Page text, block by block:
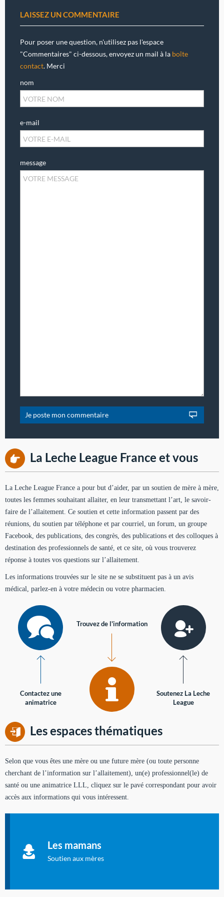
LAISSEZ UN COMMENTAIRE
Pour poser une question, n'utilisez pas l'espace
"Commentaires" ci-dessous, envoyez un mail à la boîte
contact. Merci
nom
e-mail
message
La Leche League France et vous
La Leche League France a pour but d’aider, par un soutien de mère à mère,
toutes les femmes souhaitant allaiter, en leur transmettant l’art, le savoir-
faire de l’allaitement. Ce soutien et cette information passent par des
réunions, du soutien par téléphone et par courriel, un forum, un groupe
Facebook, des publications, des congrès, des publications et des colloques à
destination des professionnels de santé, et ce site, où vous trouverez
réponse à toutes vos questions sur l’allaitement.
Les informations trouvées sur le site ne se substituent pas à un avis
médical, parlez-en à votre médecin ou votre pharmacien.
Contactez une
animatrice
Trouvez de l'information
Soutenez La Leche
League
Les espaces thématiques
Selon que vous êtes une mère ou une future mère (ou toute personne
cherchant de l’information sur l’allaitement), un(e) professionnel(le) de
santé ou une animatrice LLL, cliquez sur le pavé correspondant pour avoir
accès aux informations qui vous intéressent.
Les mamans
Soutien aux mères
à allaiter et vous informer : toutes les rubriques qui
concernent l'allaitement.